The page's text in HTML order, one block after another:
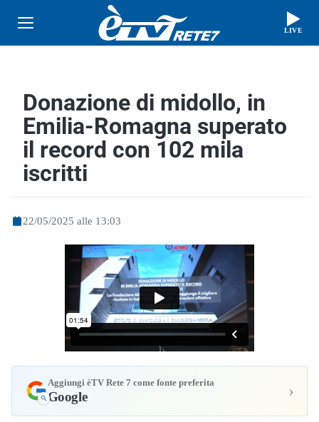
LIVE
Donazione di midollo, in
Emilia-Romagna superato
il record con 102 mila
iscritti
22/05/2025 alle 13:03
Aggiungi èTV Rete 7 come fonte preferita
Google ›